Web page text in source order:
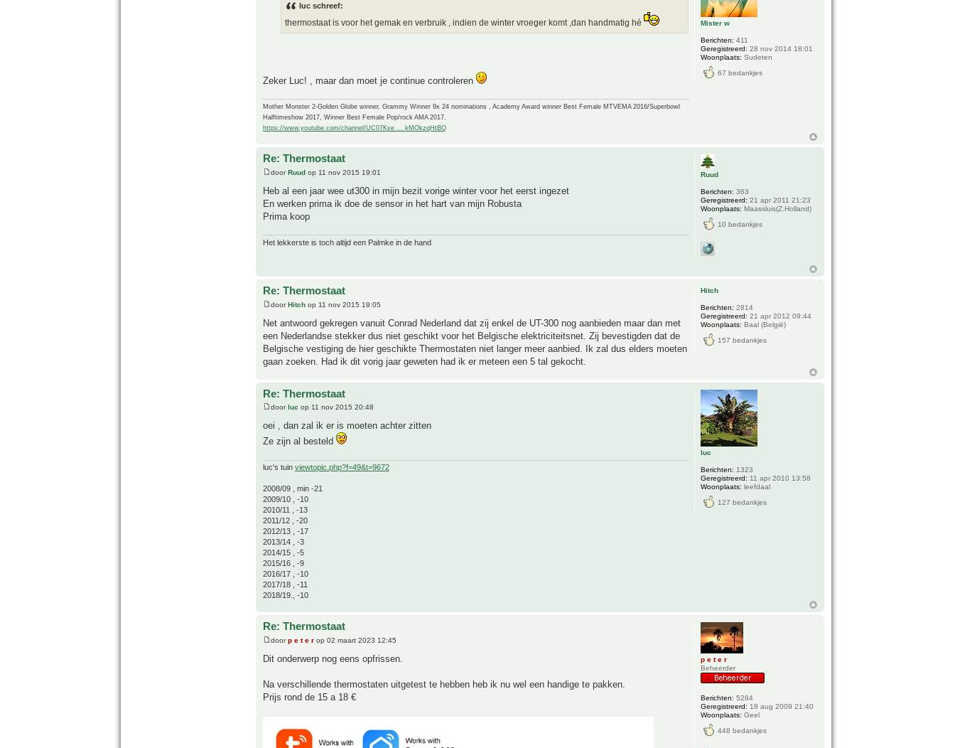
luc schreef:
thermostaat is voor het gemak en verbruik , indien de winter vroeger komt ,dan handmatig hé
Zeker Luc! , maar dan moet je continue controleren
Mother Monster 2-Golden Globe winner, Grammy Winner 9x 24 nominations , Academy Award winner Best Female MTVEMA 2016/Superbowl
Halftimeshow 2017, Winner Best Female Pop/rock AMA 2017.
https://www.youtube.com/channel/UC07Kxe ... kMOkzqHtBQ
Mister w
Berichten: 411
Geregistreerd: 28 nov 2014 18:01
Woonplaats: Sudeten
67 bedankjes
Re: Thermostaat
doorRuud op 11 nov 2015 19:01
Heb al een jaar wee ut300 in mijn bezit vorige winter voor het eerst ingezet
En werken prima ik doe de sensor in het hart van mijn Robusta
Prima koop
Het lekkerste is toch altijd een Palmke in de hand
Ruud
Berichten: 363
Geregistreerd: 21 apr 2011 21:23
Woonplaats: Maassluis(Z.Holland)
10 bedankjes
Re: Thermostaat
doorHitch op 11 nov 2015 19:05
Net antwoord gekregen vanuit Conrad Nederland dat zij enkel de UT-300 nog aanbieden maar dan met
een Nederlandse stekker dus niet geschikt voor het Belgische elektriciteitsnet. Zij bevestigden dat de
Belgische vestiging de hier geschikte Thermostaten niet langer meer aanbied. Ik zal dus elders moeten
gaan zoeken. Had ik dit vorig jaar geweten had ik er meteen een 5 tal gekocht.
Hitch
Berichten: 2814
Geregistreerd: 21 apr 2012 09:44
Woonplaats: Baal (België)
157 bedankjes
Re: Thermostaat
doorluc op 11 nov 2015 20:48
oei , dan zal ik er is moeten achter zitten
Ze zijn al besteld
luc's tuin viewtopic.php?f=49&t=9672
2008/09 , min -21
2009/10 , -10
2010/11 , -13
2011/12 , -20
2012/13 , -17
2013/14 , -3
2014/15 , -5
2015/16 , -9
2016/17 , -10
2017/18 , -11
2018/19., -10
luc
Berichten: 1323
Geregistreerd: 11 apr 2010 13:58
Woonplaats: leefdaal
127 bedankjes
Re: Thermostaat
doorp e t e r op 02 maart 2023 12:45
Dit onderwerp nog eens opfrissen.
Na verschillende thermostaten uitgetest te hebben heb ik nu wel een handige te pakken.
Prijs rond de 15 a 18 €
p e t e r
Beheerder
Berichten: 5284
Geregistreerd: 18 aug 2009 21:40
Woonplaats: Geel
448 bedankjes